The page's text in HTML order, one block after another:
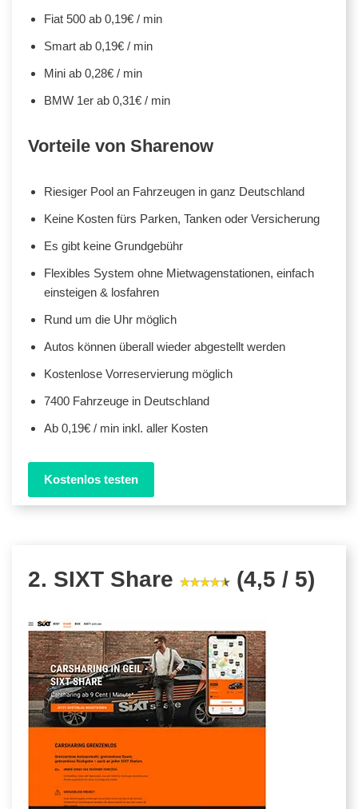
Fiat 500 ab 0,19€ / min
Smart ab 0,19€ / min
Mini ab 0,28€ / min
BMW 1er ab 0,31€ / min
Vorteile von Sharenow
Riesiger Pool an Fahrzeugen in ganz Deutschland
Keine Kosten fürs Parken, Tanken oder Versicherung
Es gibt keine Grundgebühr
Flexibles System ohne Mietwagenstationen, einfach
einsteigen & losfahren
Rund um die Uhr möglich
Autos können überall wieder abgestellt werden
Kostenlose Vorreservierung möglich
7400 Fahrzeuge in Deutschland
Ab 0,19€ / min inkl. aller Kosten
Kostenlos testen
2. SIXT Share (4,5 / 5)